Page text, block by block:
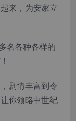
来，为安家立
名各种各样的
剧情丰富到令
你领略中世纪